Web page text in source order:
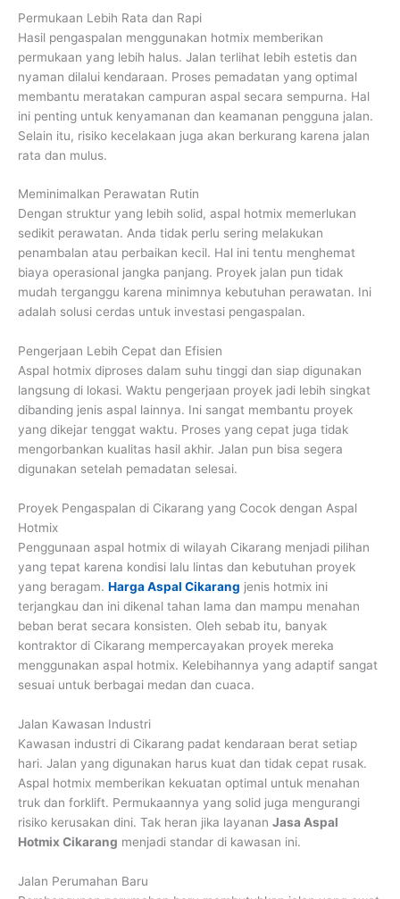
Permukaan Lebih Rata dan Rapi
Hasil pengaspalan menggunakan hotmix memberikan
permukaan yang lebih halus. Jalan terlihat lebih estetis dan
nyaman dilalui kendaraan. Proses pemadatan yang optimal
membantu meratakan campuran aspal secara sempurna. Hal
ini penting untuk kenyamanan dan keamanan pengguna jalan.
Selain itu, risiko kecelakaan juga akan berkurang karena jalan
rata dan mulus.
Meminimalkan Perawatan Rutin
Dengan struktur yang lebih solid, aspal hotmix memerlukan
sedikit perawatan. Anda tidak perlu sering melakukan
penambalan atau perbaikan kecil. Hal ini tentu menghemat
biaya operasional jangka panjang. Proyek jalan pun tidak
mudah terganggu karena minimnya kebutuhan perawatan. Ini
adalah solusi cerdas untuk investasi pengaspalan.
Pengerjaan Lebih Cepat dan Efisien
Aspal hotmix diproses dalam suhu tinggi dan siap digunakan
langsung di lokasi. Waktu pengerjaan proyek jadi lebih singkat
dibanding jenis aspal lainnya. Ini sangat membantu proyek
yang dikejar tenggat waktu. Proses yang cepat juga tidak
mengorbankan kualitas hasil akhir. Jalan pun bisa segera
digunakan setelah pemadatan selesai.
Proyek Pengaspalan di Cikarang yang Cocok dengan Aspal
Hotmix
Penggunaan aspal hotmix di wilayah Cikarang menjadi pilihan
yang tepat karena kondisi lalu lintas dan kebutuhan proyek
yang beragam. Harga Aspal Cikarang jenis hotmix ini
terjangkau dan ini dikenal tahan lama dan mampu menahan
beban berat secara konsisten. Oleh sebab itu, banyak
kontraktor di Cikarang mempercayakan proyek mereka
menggunakan aspal hotmix. Kelebihannya yang adaptif sangat
sesuai untuk berbagai medan dan cuaca.
Jalan Kawasan Industri
Kawasan industri di Cikarang padat kendaraan berat setiap
hari. Jalan yang digunakan harus kuat dan tidak cepat rusak.
Aspal hotmix memberikan kekuatan optimal untuk menahan
truk dan forklift. Permukaannya yang solid juga mengurangi
risiko kerusakan dini. Tak heran jika layanan Jasa Aspal
Hotmix Cikarang menjadi standar di kawasan ini.
Jalan Perumahan Baru